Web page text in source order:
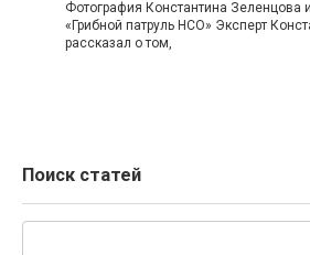
Фотография Константина Зеленцова
«Грибной патруль НСО» Эксперт
рассказал о том,
Поиск статей